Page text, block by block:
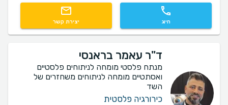
חיוג יצירת קשר
ד"ר עאמר בראנסי
מנתח פלסטי מומחה לניתוחים פלסטיים
ואסתטיים מומחה לניתוחים משחזרים של
השד
כירורגיה פלסטית